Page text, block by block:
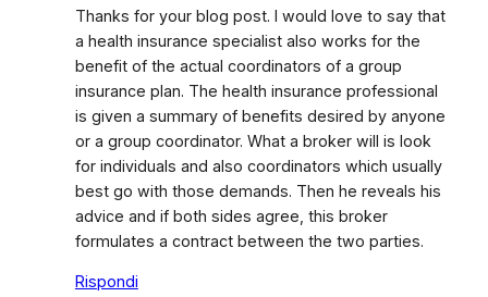
Thanks for your blog post. I would love to say that
a health insurance specialist also works for the
benefit of the actual coordinators of a group
insurance plan. The health insurance professional
is given a summary of benefits desired by anyone
or a group coordinator. What a broker will is look
for individuals and also coordinators which usually
best go with those demands. Then he reveals his
advice and if both sides agree, this broker
formulates a contract between the two parties.
Rispondi